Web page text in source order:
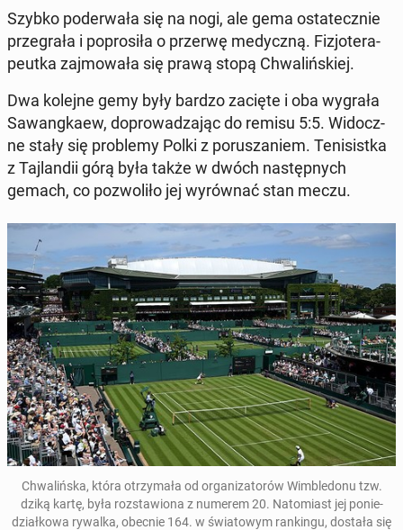
Szybko po­de­rwa­ła się na nogi, ale gema osta­tecz­nie
prze­gra­ła i po­pro­si­ła o przerwę me­dycz­ną. Fi­zjo­te­ra­
peut­ka zaj­mo­wa­ła się prawą stopą Chwa­liń­skiej.
Dwa kolejne gemy były bardzo zacięte i oba wygrała
Sa­wang­ka­ew, do­pro­wa­dza­jąc do remisu 5:5. Wi­docz­
ne stały się pro­ble­my Polki z po­ru­sza­niem. Te­ni­sist­ka
z Taj­lan­dii górą była także w dwóch na­stęp­nych
gemach, co po­zwo­li­ło jej wy­rów­nać stan meczu.
Chwa­liń­ska, która otrzy­ma­ła od or­ga­ni­za­to­rów Wim­ble­do­nu tzw.
dziką kartę, była roz­sta­wio­na z numerem 20. Na­to­miast jej po­nie­
dział­ko­wa rywalka, obecnie 164. w świa­to­wym ran­kin­gu, dostała się